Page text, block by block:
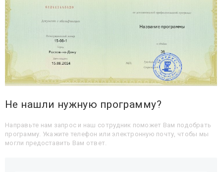
Не нашли нужную программу?
Направьте нам запрос и наш сотрудник поможет Вам подобрать
программу. Укажите телефон или электронную почту, чтобы мы
могли предоставить Вам ответ.